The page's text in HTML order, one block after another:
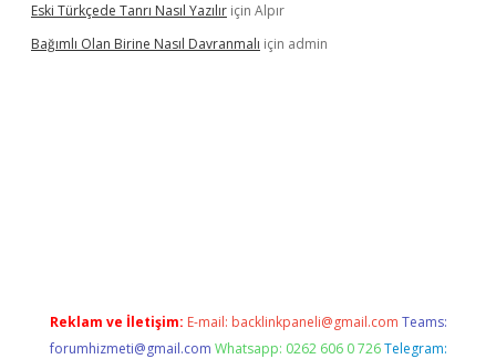
Eski Türkçede Tanrı Nasıl Yazılır için Alpır
Bağımlı Olan Birine Nasıl Davranmalı için admin
Reklam ve İletişim: E-mail: backlinkpaneli@gmail.com Teams:
forumhizmeti@gmail.com Whatsapp: 0262 606 0 726 Telegram: